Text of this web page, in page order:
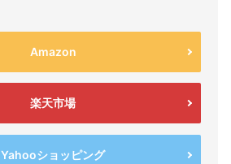
Amazon
楽天市場
Yahooショッピング